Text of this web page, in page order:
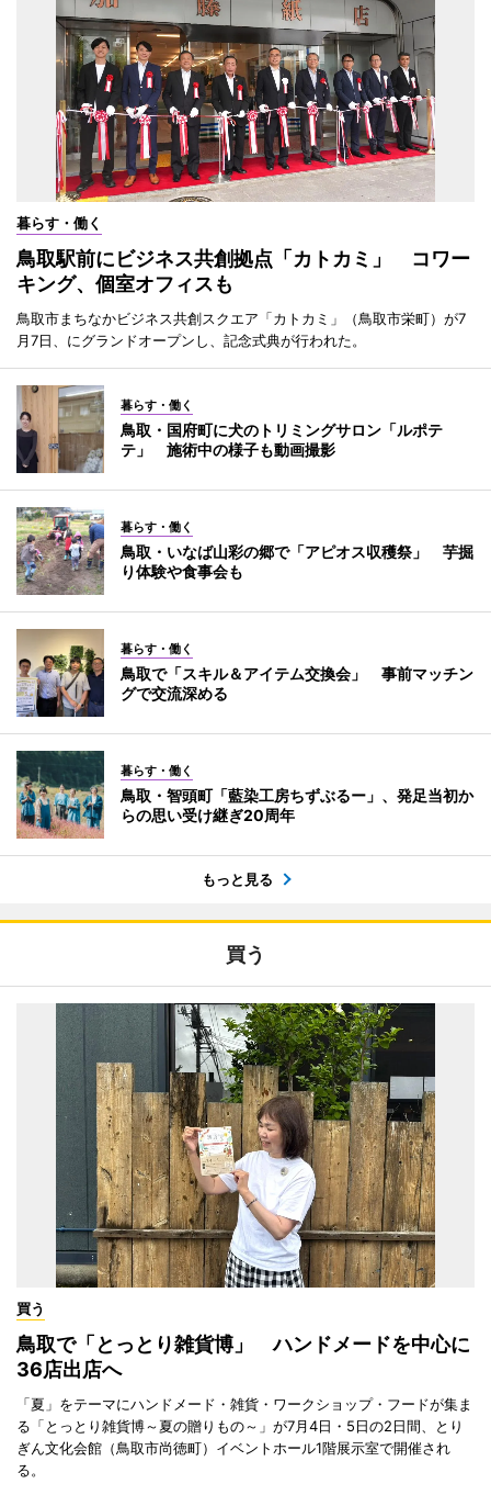
暮らす・働く
鳥取駅前にビジネス共創拠点「カトカミ」 コワー
キング、個室オフィスも
鳥取市まちなかビジネス共創スクエア「カトカミ」（鳥取市栄町）が7
月7日、にグランドオープンし、記念式典が行われた。
暮らす・働く
鳥取・国府町に犬のトリミングサロン「ルポテ
テ」 施術中の様子も動画撮影
暮らす・働く
鳥取・いなば山彩の郷で「アピオス収穫祭」 芋掘
り体験や食事会も
暮らす・働く
鳥取で「スキル＆アイテム交換会」 事前マッチン
グで交流深める
暮らす・働く
鳥取・智頭町「藍染工房ちずぶるー」、発足当初か
らの思い受け継ぎ20周年
もっと見る
買う
買う
鳥取で「とっとり雑貨博」 ハンドメードを中心に
36店出店へ
「夏」をテーマにハンドメード・雑貨・ワークショップ・フードが集ま
る「とっとり雑貨博～夏の贈りもの～」が7月4日・5日の2日間、とり
ぎん文化会館（鳥取市尚徳町）イベントホール1階展示室で開催され
る。